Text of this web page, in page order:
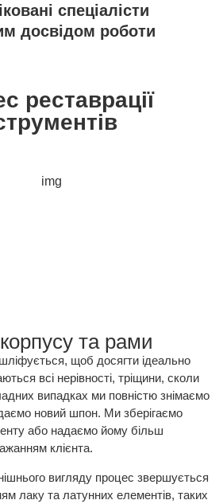
спеціалісти
досвідом роботи
реставрації
та рами
щоб досягти ідеально
всі нерівності, тріщини, сколи
випадках ми повністю знімаємо
новий шпон. Ми зберігаємо
або надаємо йому більш
клієнта.
вигляду процес звершується
лаку та латунних елементів, таких